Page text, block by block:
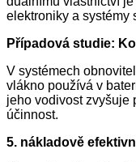
elektroniky a systémy
Případová studie:
V systémech
vlákno používá v
jeho vodivost zvyšuje
účinnost.
5. nákladově